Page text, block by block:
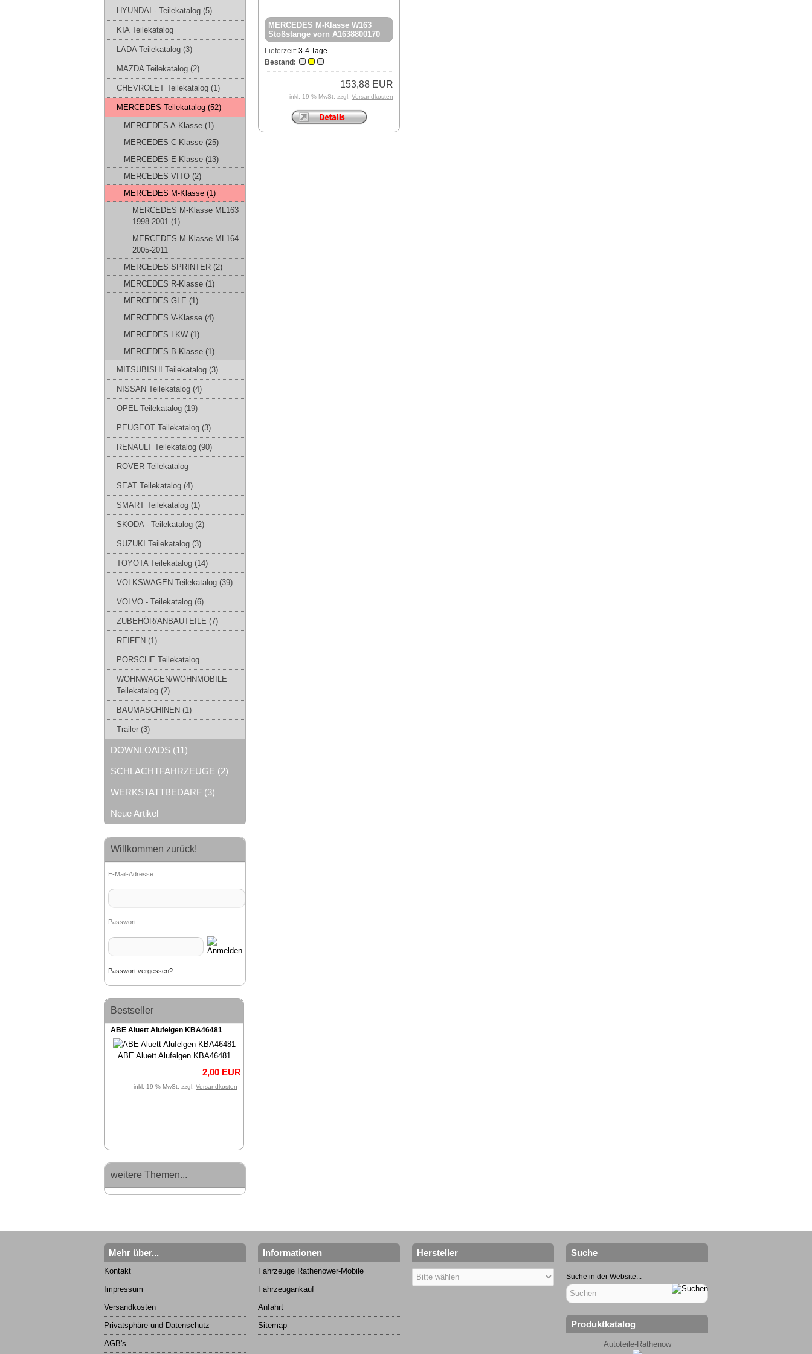
HYUNDAI - Teilekatalog (5)
KIA Teilekatalog
LADA Teilekatalog (3)
MAZDA Teilekatalog (2)
CHEVROLET Teilekatalog (1)
MERCEDES Teilekatalog (52)
MERCEDES A-Klasse (1)
MERCEDES C-Klasse (25)
MERCEDES E-Klasse (13)
MERCEDES VITO (2)
MERCEDES M-Klasse (1)
MERCEDES M-Klasse ML163
1998-2001 (1)
MERCEDES M-Klasse ML164
2005-2011
MERCEDES SPRINTER (2)
MERCEDES R-Klasse (1)
MERCEDES GLE (1)
MERCEDES V-Klasse (4)
MERCEDES LKW (1)
MERCEDES B-Klasse (1)
MITSUBISHI Teilekatalog (3)
NISSAN Teilekatalog (4)
OPEL Teilekatalog (19)
PEUGEOT Teilekatalog (3)
RENAULT Teilekatalog (90)
ROVER Teilekatalog
SEAT Teilekatalog (4)
SMART Teilekatalog (1)
SKODA - Teilekatalog (2)
SUZUKI Teilekatalog (3)
TOYOTA Teilekatalog (14)
VOLKSWAGEN Teilekatalog (39)
VOLVO - Teilekatalog (6)
ZUBEHÖR/ANBAUTEILE (7)
REIFEN (1)
PORSCHE Teilekatalog
WOHNWAGEN/WOHNMOBILE
Teilekatalog (2)
BAUMASCHINEN (1)
Trailer (3)
DOWNLOADS (11)
SCHLACHTFAHRZEUGE (2)
WERKSTATTBEDARF (3)
Neue Artikel
Willkommen zurück!
E-Mail-Adresse:
Passwort:
Passwort vergessen?
Bestseller
ABE Aluett Alufelgen KBA46481
ABE Aluett Alufelgen KBA46481
2,00 EUR
inkl. 19 % MwSt. zzgl. Versandkosten
weitere Themen...
MERCEDES M-Klasse W163
Stoßstange vorn A1638800170
neu Farbcode 197
Lieferzeit: 3-4 Tage
Bestand:
153,88 EUR
inkl. 19 % MwSt. zzgl. Versandkosten
Mehr über...
Kontakt
Impressum
Versandkosten
Privatsphäre und Datenschutz
AGB's
Informationen
Fahrzeuge Rathenower-Mobile
Fahrzeugankauf
Anfahrt
Sitemap
Hersteller Suche
Suche in der Website...
Produktkatalog
Autoteile-Rathenow